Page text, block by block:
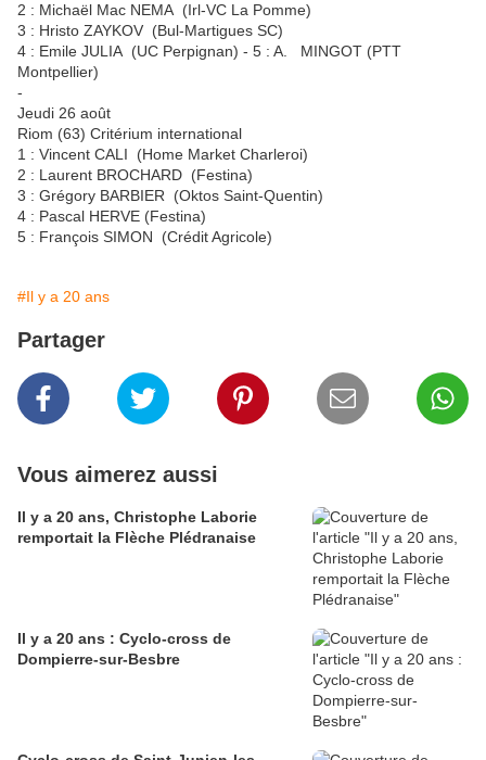
2 : Michaël Mac NEMA (Irl-VC La Pomme)
3 : Hristo ZAYKOV (Bul-Martigues SC)
4 : Emile JULIA (UC Perpignan) - 5 : A. MINGOT (PTT
Montpellier)
-
Jeudi 26 août
Riom (63) Critérium international
1 : Vincent CALI (Home Market Charleroi)
2 : Laurent BROCHARD (Festina)
3 : Grégory BARBIER (Oktos Saint-Quentin)
4 : Pascal HERVE (Festina)
5 : François SIMON (Crédit Agricole)
#Il y a 20 ans
Partager
Vous aimerez aussi
Il y a 20 ans, Christophe Laborie
remportait la Flèche Plédranaise
Il y a 20 ans : Cyclo-cross de
Dompierre-sur-Besbre